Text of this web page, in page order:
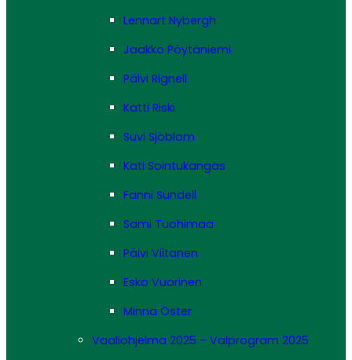
Lennart Nybergh
Jaakko Pöytäniemi
Päivi Rignell
Katti Riski
Suvi Sjöblom
Kati Sointukangas
Fanni Sundell
Sami Tuohimaa
Päivi Viitanen
Esko Vuorinen
Minna Öster
Vaaliohjelma 2025 – Valprogram 2025